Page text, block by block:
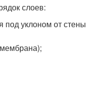
слоев:
под уклоном от стены